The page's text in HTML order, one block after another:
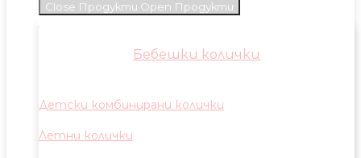
Close Продукти Open Продукти
Бебешки колички
Детски комбинирани колички
Летни колички